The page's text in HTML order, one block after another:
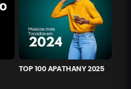
TOP 100 APATHANY 2025